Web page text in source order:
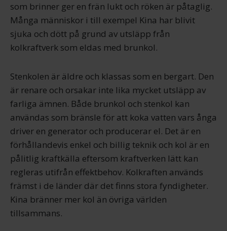
som brinner ger en frän lukt och röken är påtaglig.
Många människor i till exempel Kina har blivit
sjuka och dött på grund av utsläpp från
kolkraftverk som eldas med brunkol.
Stenkolen är äldre och klassas som en bergart. Den
är renare och orsakar inte lika mycket utsläpp av
farliga ämnen. Både brunkol och stenkol kan
användas som bränsle för att koka vatten vars ånga
driver en generator och producerar el. Det är en
förhållandevis enkel och billig teknik och kol är en
pålitlig kraftkälla eftersom kraftverken lätt kan
regleras utifrån effektbehov. Kolkraften används
främst i de länder där det finns stora fyndigheter.
Kina bränner mer kol än övriga världen
tillsammans.